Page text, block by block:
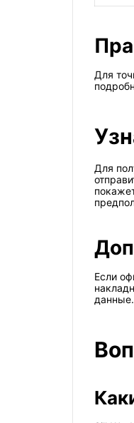
Для
Для
Если
данные.